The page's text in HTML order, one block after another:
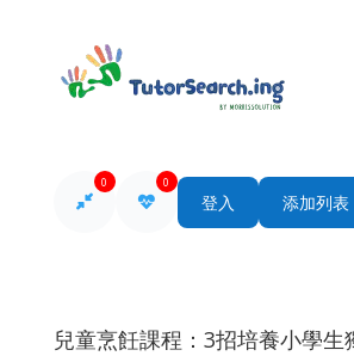
0 0
登入 添加列表
兒童烹飪課程：3招培養小學生